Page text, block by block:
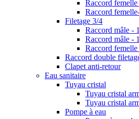
Raccord
Raccord
Filetage 3/4
Raccord mâle -
Raccord mâle -
Raccord
Raccord double
Clapet anti-retour
Eau sanitaire
Tuyau cristal
Tuyau cristal
Tuyau cristal
Pompe à eau